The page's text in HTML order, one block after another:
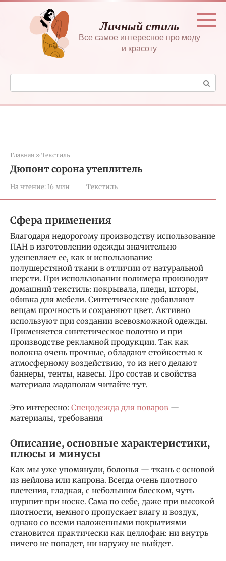
Перейти
контенту
Личный стиль
Все самое интересное про моду
и красоту
Поиск:
Главная » Текстиль
Дюпонт сорона утеплитель
На чтение: 16 мин Текстиль
Сфера применения
Благодаря недорогому производству использование
ПАН в изготовлении одежды значительно
удешевляет ее, как и использование
полушерстяной ткани в отличии от натуральной
шерсти. При использовании полимера производят
домашний текстиль: покрывала, пледы, шторы,
обивка для мебели. Синтетические добавляют
вещам прочность и сохраняют цвет. Активно
используют при создании всевозможной одежды.
Применяется синтетическое полотно и при
производстве рекламной продукции. Так как
волокна очень прочные, обладают стойкостью к
атмосферному воздействию, то из него делают
баннеры, тенты, навесы. Про состав и свойства
материала мадаполам читайте тут.
Это интересно: Спецодежда для поваров —
материалы, требования
Описание, основные характеристики,
плюсы и минусы
Как мы уже упомянули, болонья — ткань с основой
из нейлона или капрона. Всегда очень плотного
плетения, гладкая, с небольшим блеском, чуть
шуршит при носке. Сама по себе, даже при высокой
плотности, немного пропускает влагу и воздух,
однако со всеми наложенными покрытиями
становится практически как целлофан: ни внутрь
ничего не попадет, ни наружу не выйдет.